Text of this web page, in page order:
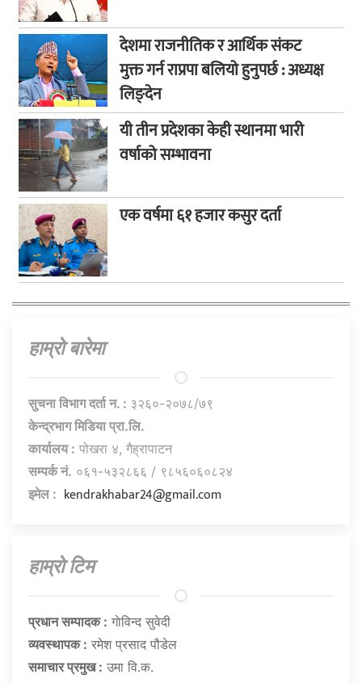
देशमा राजनीतिक र आर्थिक संकट
मुक्त गर्न राप्रपा बलियो हुनुपर्छ : अध्यक्ष
लिङ्देन
यी तीन प्रदेशका केही स्थानमा भारी
वर्षाको सम्भावना
एक वर्षमा ६१ हजार कसुर दर्ता
हाम्राे बारेमा
सुचना विभाग दर्ता न. : ३२६०-२०७८/७९
केन्द्रभाग मिडिया प्रा.लि.
कार्यालय : पोखरा ४, गैह्रापाटन
सम्पर्क नं. ०६१-५३२८६६ / ९८५६०६०८२४
इमेल : kendrakhabar24@gmail.com
हाम्राे टिम
प्रधान सम्पादक : गाेविन्द सुवेदी
व्यवस्थापक : रमेश प्रसाद पौडेल
समाचार प्रमुख : उमा वि.क.